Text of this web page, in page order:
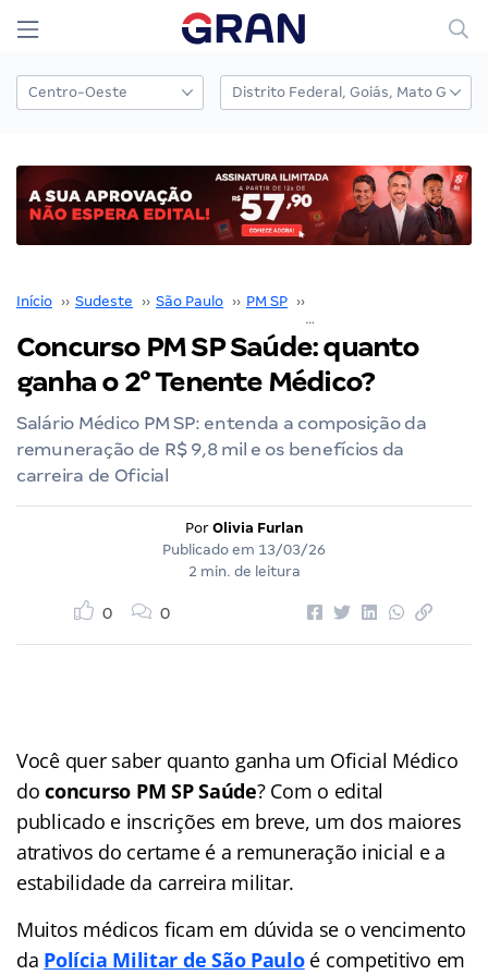
Início ›› Sudeste ›› São Paulo ›› PM SP ››
Concurso PM SP Saúde: quanto
ganha o 2° Tenente Médico?
Salário Médico PM SP: entenda a composição da
remuneração de R$ 9,8 mil e os benefícios da
carreira de Oficial
Por Olivia Furlan
Publicado em 13/03/26
2 min. de leitura
0 0
Você quer saber quanto ganha um Oficial Médico
doconcurso PM SP Saúde? Com o edital
publicado e inscrições em breve, um dos maiores
atrativos do certame é a remuneração inicial e a
estabilidade da carreira militar.
Muitos médicos ficam em dúvida se o vencimento
da Polícia Militar de São Pauloé competitivo em